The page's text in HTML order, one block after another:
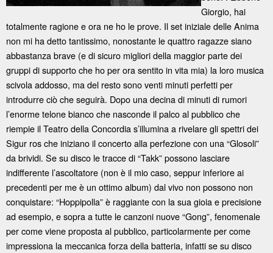
Giorgio, hai
totalmente ragione e ora ne ho le prove. Il set iniziale delle Anima
non mi ha detto tantissimo, nonostante le quattro ragazze siano
abbastanza brave (e di sicuro migliori della maggior parte dei
gruppi di supporto che ho per ora sentito in vita mia) la loro musica
scivola addosso, ma del resto sono venti minuti perfetti per
introdurre ciò che seguirà. Dopo una decina di minuti di rumori
l’enorme telone bianco che nasconde il palco al pubblico che
riempie il Teatro della Concordia s’illumina a rivelare gli spettri dei
Sigur ros che iniziano il concerto alla perfezione con una “Glosoli”
da brividi. Se su disco le tracce di “Takk” possono lasciare
indifferente l’ascoltatore (non è il mio caso, seppur inferiore ai
precedenti per me è un ottimo album) dal vivo non possono non
conquistare: “Hoppipolla” è raggiante con la sua gioia e precisione
ad esempio, e sopra a tutte le canzoni nuove “Gong”, fenomenale
per come viene proposta al pubblico, particolarmente per come
impressiona la meccanica forza della batteria, infatti se su disco